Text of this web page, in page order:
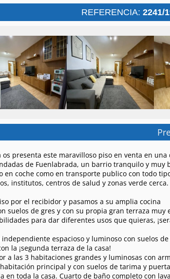
REFERENCIA: 2241/
os presenta este maravilloso piso en venta en una
de Fuenlabrada, un barrio tranquilo y muy
en coche como en transporte publico con todo
institutos, centros de salud y zonas verde cerca.
por el recibidor y pasamos a su amplia cocina
suelos de gres y con su propia gran terraza muy
para dar diferentes usos que quieras,
independiente espacioso y luminoso con suelos
la ¡segunda terraza de la casa!
a las 3 habitaciones grandes y luminosas con
principal y con suelos de tarima y
en toda la casa. Cuarto de baño completo con